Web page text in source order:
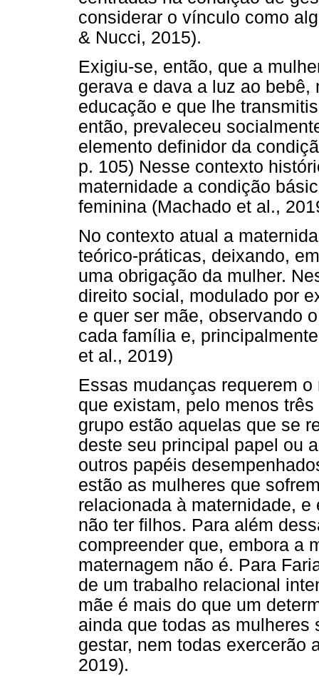
considerar o vínculo como
& Nucci, 2015).
Exigiu-se, então, que a
gerava e dava a luz ao
educação e que lhe
então, prevaleceu
elemento definidor da
p. 105) Nesse contexto
maternidade a condição
feminina (Machado et al.,
No contexto atual a
teórico-práticas, deixando,
uma obrigação da mulher.
direito social, modulado por
e quer ser mãe, observando
cada família e,
et al., 2019)
Essas mudanças requerem
que existam, pelo menos
grupo estão aquelas que se
deste seu principal papel ou
outros papéis
estão as mulheres que
relacionada à maternidade,
não ter filhos. Para além
compreender que, embora a
maternagem não é. Para
de um trabalho relacional
mãe é mais do que um
ainda que todas as
gestar, nem todas exercerão
2019).